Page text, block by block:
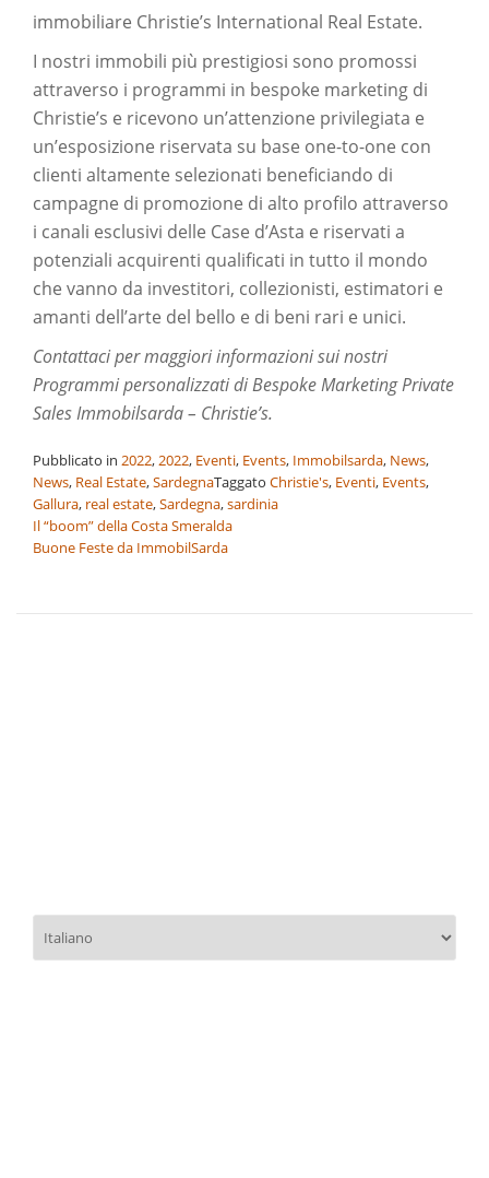
immobiliare Christie’s International Real Estate.
I nostri immobili più prestigiosi sono promossi
attraverso i programmi in bespoke marketing di
Christie’s e ricevono un’attenzione privilegiata e
un’esposizione riservata su base one-to-one con
clienti altamente selezionati beneficiando di
campagne di promozione di alto profilo attraverso
i canali esclusivi delle Case d’Asta e riservati a
potenziali acquirenti qualificati in tutto il mondo
che vanno da investitori, collezionisti, estimatori e
amanti dell’arte del bello e di beni rari e unici.
Contattaci per maggiori informazioni sui nostri
Programmi personalizzati di Bespoke Marketing Private
Sales Immobilsarda – Christie’s.
Pubblicato in 2022,2022, Eventi, Events, Immobilsarda, News,
News, Real Estate,SardegnaTaggato Christie's, Eventi, Events,
Gallura, real estate,Sardegna,sardinia
Navigazione
Il “boom” della Costa Smeralda
Buone Feste da ImmobilSarda
una